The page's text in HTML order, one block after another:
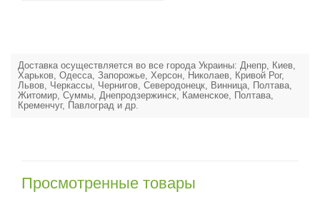
Доставка осуществляется во все города Украины: Днепр, Киев,
Харьков, Одесса, Запорожье, Херсон, Николаев, Кривой Рог,
Львов, Черкассы, Чернигов, Северодонецк, Винница, Полтава,
Житомир, Суммы, Днепродзержинск, Каменское, Полтава,
Кременчуг, Павлоград и др.
Просмотренные товары